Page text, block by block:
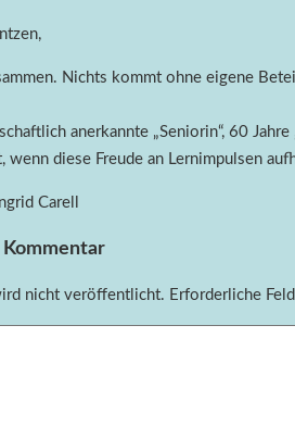
Nichts kommt ohne eigene
anerkannte „Seniorin“, 60
wenn diese Freude an Lernimpulsen
Carell
Kommentar
nicht veröffentlicht. Erforderliche